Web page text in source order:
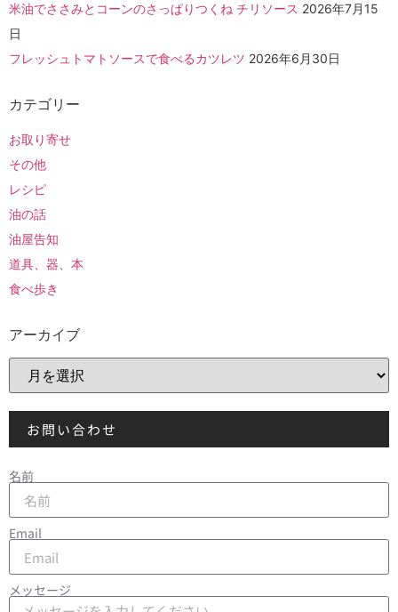
米油でささみとコーンのさっぱりつくね チリソース 2026年7月15
日
フレッシュトマトソースで食べるカツレツ 2026年6月30日
カテゴリー
お取り寄せ
その他
レシピ
油の話
油屋告知
道具、器、本
食べ歩き
アーカイブ
お問い合わせ
名前
Email
メッセージ